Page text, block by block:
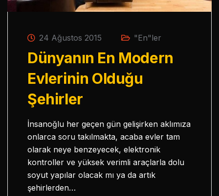
24 Ağustos 2015 "En"ler
Dünyanın En Modern
Evlerinin Olduğu
Şehirler
İnsanoğlu her geçen gün gelişirken aklımıza
onlarca soru takılmakta, acaba evler tam
olarak neye benzeyecek, elektronik
kontroller ve yüksek verimli araçlarla dolu
soyut yapılar olacak mı ya da artık
şehirlerden…